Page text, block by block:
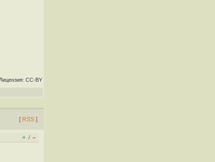
CC-BY
[ RSS ]
+ / –